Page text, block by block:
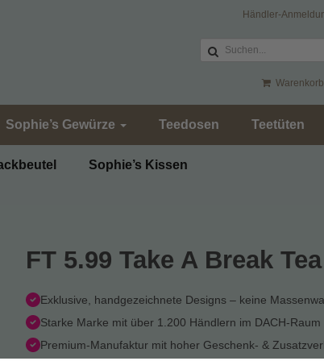
Händler-
Sophie’s Gewürze Teedosen Teetüten
Sophie’s Kissen
FT 5.99 Take A Break Tea
Exklusive, handgezeichnete Designs – keine
Starke Marke mit über 1.200 Händlern im DACH-Raum
Premium-Manufaktur mit hoher Geschenk- &